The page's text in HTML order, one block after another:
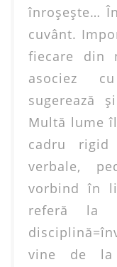
înroşeşte…
cuvânt.
fiecare din
asociez
sugerează
Multă lume
cadru
verbale,
vorbind în
referă la
vine de la